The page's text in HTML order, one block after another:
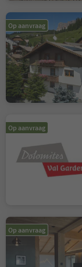
Op aanvraag
Op aanvraag
Op aanvraag